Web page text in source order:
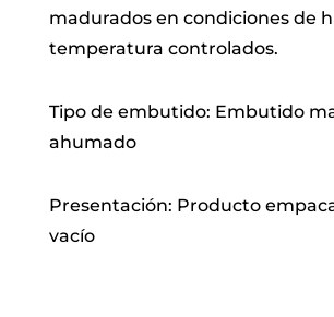
madurados en condiciones de
temperatura controlados.
Tipo de embutido: Embutido
ahumado
Presentación: Producto
vacío